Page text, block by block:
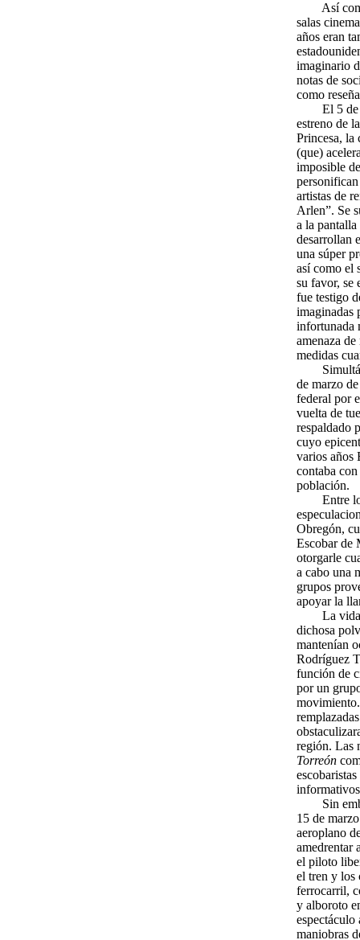
Así como
salas
años eran
imaginario
notas de
como
El 5
estreno de
Princesa, la
(que)
imposible
artistas de
Arlen”. Se
a la pantalla
desarrollan
una súper
así como el
su favor, se
fue testigo
imaginadas
infortunada
amenaza
medidas
de marzo
federal por
vuelta de
respaldado
cuyo
varios años
contaba
población.
Entre
Obregón,
Escobar de
otorgarle
a cabo una
grupos
apoyar la
La
dichosa
mantenían
Rodríguez
función de
por un
región. Las
Torreón
Sin
15 de
aeroplano
amedrentar
el piloto
el tren y los
ferrocarril,
y alboroto
espectáculo
maniobras